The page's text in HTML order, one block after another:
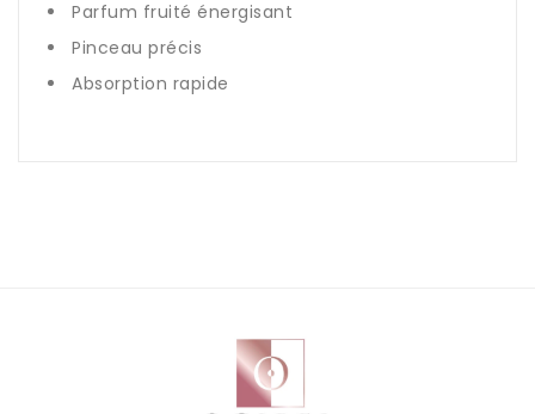
Parfum fruité énergisant
Pinceau précis
Absorption rapide